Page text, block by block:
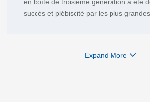
en boîte de troisième génération a été
succès et plébiscité par les plus
Expand More